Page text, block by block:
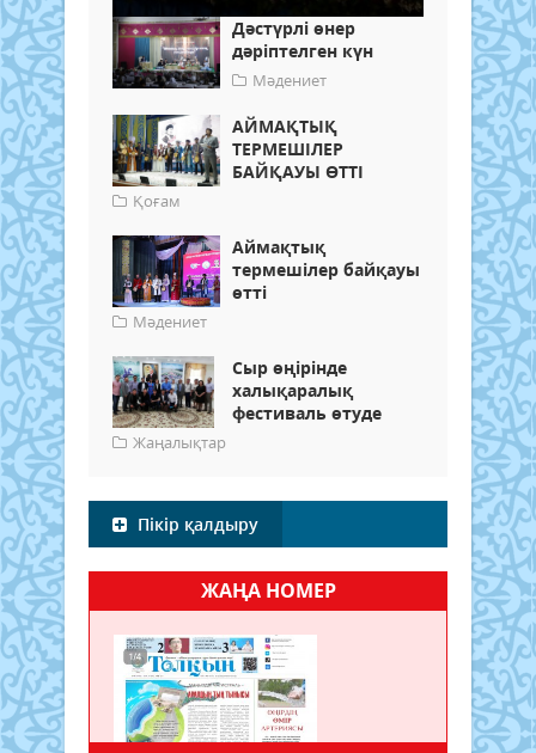
Дәстүрлі өнер
дәріптелген күн
Мәдениет
АЙМАҚТЫҚ
ТЕРМЕШІЛЕР
БАЙҚАУЫ ӨТТІ
Қоғам
Аймақтық
термешілер байқауы
өтті
Мәдениет
Сыр өңірінде
халықаралық
фестиваль өтуде
Жаңалықтар
Пікір қалдыру
ЖАҢА НОМЕР